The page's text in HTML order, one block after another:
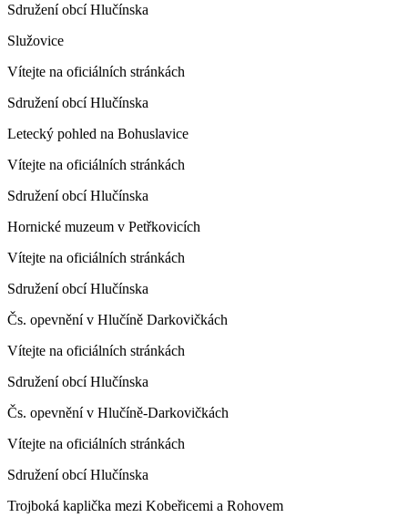
Sdružení obcí Hlučínska
Služovice
Vítejte na oficiálních stránkách
Sdružení obcí Hlučínska
Letecký pohled na Bohuslavice
Vítejte na oficiálních stránkách
Sdružení obcí Hlučínska
Hornické muzeum v Petřkovicích
Vítejte na oficiálních stránkách
Sdružení obcí Hlučínska
Čs. opevnění v Hlučíně Darkovičkách
Vítejte na oficiálních stránkách
Sdružení obcí Hlučínska
Čs. opevnění v Hlučíně-Darkovičkách
Vítejte na oficiálních stránkách
Sdružení obcí Hlučínska
Trojboká kaplička mezi Kobeřicemi a Rohovem